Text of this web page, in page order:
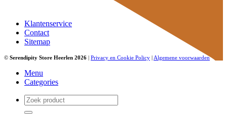
Klantenservice
Contact
Sitemap
© Serendipity Store Heerlen 2026 | Privacy en Cookie Policy | Algemene voorwaarden
Menu
Categories
Zoeken
naar: